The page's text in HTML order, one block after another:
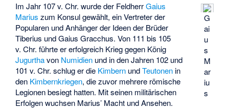
G
ai
u
s
M
ar
iu
s
Im Jahr 107 v. Chr. wurde der FeldherrGaius
Marius zum Konsul gewählt, ein Vertreter der
Popularen und Anhänger der Ideen der Brüder
Tiberius und Gaius Gracchus. Von 111 bis 105
v. Chr. führte er erfolgreich Krieg gegen König
Jugurthavon Numidien und in den Jahren 102 und
101 v. Chr. schlug er die Kimbern undTeutonen in
den Kimbernkriegen, die zuvor mehrere römische
Legionen besiegt hatten. Mit seinen militärischen
Erfolgen wuchsen Marius’ Macht und Ansehen.